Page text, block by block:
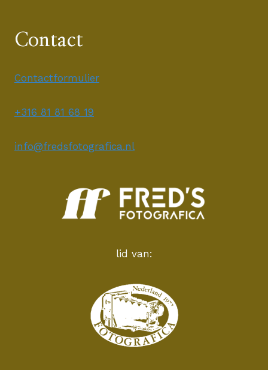
Contact
Contactformulier
+316 81 81 68 19
info@fredsfotografica.nl
lid van: